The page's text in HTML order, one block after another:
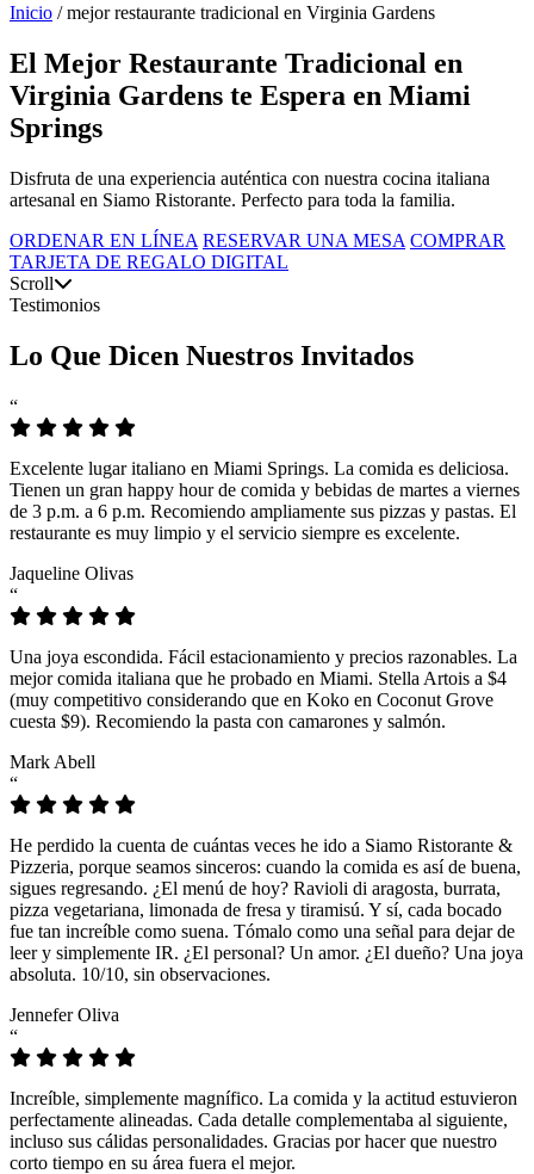
Inicio / mejor restaurante tradicional en Virginia Gardens
El Mejor Restaurante Tradicional en
Virginia Gardens te Espera en Miami
Springs
Disfruta de una experiencia auténtica con nuestra cocina italiana
artesanal en Siamo Ristorante. Perfecto para toda la familia.
ORDENAR EN LÍNEA RESERVAR UNA MESA COMPRAR
TARJETA DE REGALO DIGITAL
Scroll
Testimonios
Lo Que Dicen Nuestros Invitados
“
Excelente lugar italiano en Miami Springs. La comida es deliciosa.
Tienen un gran happy hour de comida y bebidas de martes a viernes
de 3 p.m. a 6 p.m. Recomiendo ampliamente sus pizzas y pastas. El
restaurante es muy limpio y el servicio siempre es excelente.
Jaqueline Olivas
“
Una joya escondida. Fácil estacionamiento y precios razonables. La
mejor comida italiana que he probado en Miami. Stella Artois a $4
(muy competitivo considerando que en Koko en Coconut Grove
cuesta $9). Recomiendo la pasta con camarones y salmón.
Mark Abell
“
He perdido la cuenta de cuántas veces he ido a Siamo Ristorante &
Pizzeria, porque seamos sinceros: cuando la comida es así de buena,
sigues regresando. ¿El menú de hoy? Ravioli di aragosta, burrata,
pizza vegetariana, limonada de fresa y tiramisú. Y sí, cada bocado
fue tan increíble como suena. Tómalo como una señal para dejar de
leer y simplemente IR. ¿El personal? Un amor. ¿El dueño? Una joya
absoluta. 10/10, sin observaciones.
Jennefer Oliva
“
Increíble, simplemente magnífico. La comida y la actitud estuvieron
perfectamente alineadas. Cada detalle complementaba al siguiente,
incluso sus cálidas personalidades. Gracias por hacer que nuestro
corto tiempo en su área fuera el mejor.